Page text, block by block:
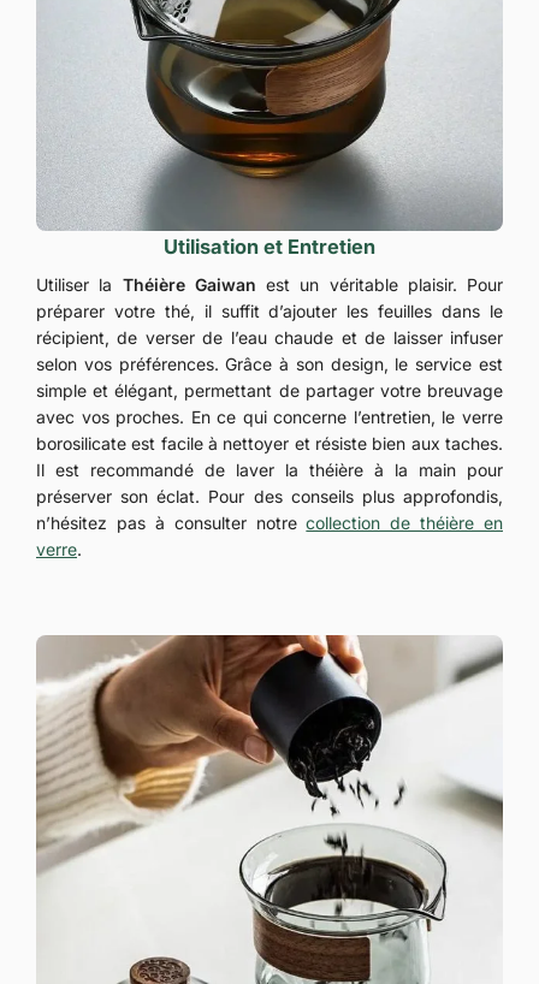
Utilisation et Entretien
Utiliser la Théière Gaiwan est un véritable plaisir. Pour
préparer votre thé, il suffit d’ajouter les feuilles dans le
récipient, de verser de l’eau chaude et de laisser infuser
selon vos préférences. Grâce à son design, le service est
simple et élégant, permettant de partager votre breuvage
avec vos proches. En ce qui concerne l’entretien, le verre
borosilicate est facile à nettoyer et résiste bien aux taches.
Il est recommandé de laver la théière à la main pour
préserver son éclat. Pour des conseils plus approfondis,
n’hésitez pas à consulter notrecollection de théière en
verre.